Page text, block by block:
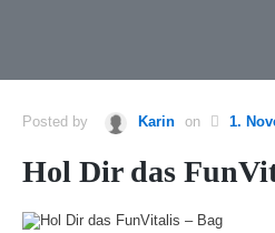
Posted by Karin on 1.
Hol Dir das